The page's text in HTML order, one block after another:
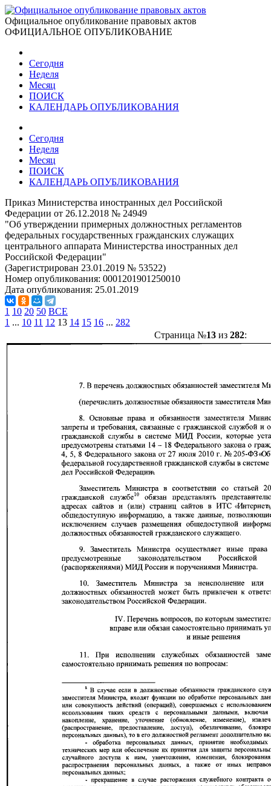
Официальное опубликование правовых актов
ОФИЦИАЛЬНОЕ ОПУБЛИКОВАНИЕ
Сегодня
Неделя
Месяц
ПОИСК
КАЛЕНДАРЬ ОПУБЛИКОВАНИЯ
Сегодня
Неделя
Месяц
ПОИСК
КАЛЕНДАРЬ ОПУБЛИКОВАНИЯ
Приказ Министерства иностранных дел Российской
Федерации от 26.12.2018 № 24949
"Об утверждении примерных должностных регламентов
федеральных государственных гражданских служащих
центрального аппарата Министерства иностранных дел
Российской Федерации"
(Зарегистрирован 23.01.2019 № 53522)
Номер опубликования: 0001201901250010
Дата опубликования: 25.01.2019
1 10 20 50 ВСЕ
1 ... 10 11 12 13 14 15 16 ... 282
Страница №13из 282: